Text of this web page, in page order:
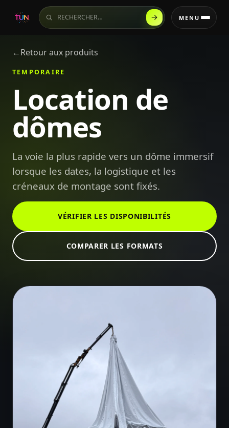
Rechercher sur le site MENU
←Retour aux produits
TEMPORAIRE
Location de
dômes
La voie la plus rapide vers un dôme immersif
lorsque les dates, la logistique et les
créneaux de montage sont fixés.
VÉRIFIER LES DISPONIBILITÉS
COMPARER LES FORMATS